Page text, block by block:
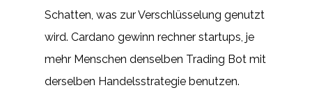
Schatten, was zur Verschlüsselung genutzt
wird. Cardano gewinn rechner startups, je
mehr Menschen denselben Trading Bot mit
derselben Handelsstrategie benutzen.